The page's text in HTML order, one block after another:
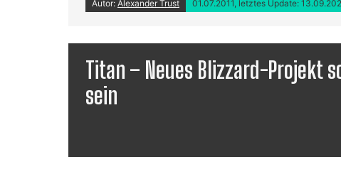
Autor: Alexander Trust 01.07.2011, letztes Update:
Titan – Neues Blizzard-Projekt
sein